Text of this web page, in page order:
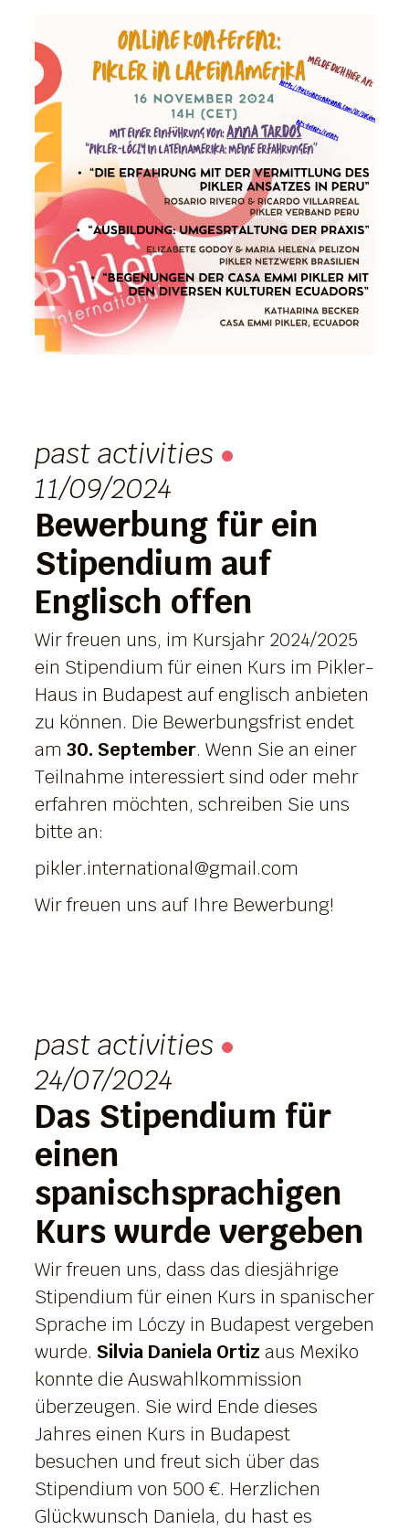
past activities
11/09/2024
Bewerbung für ein
Stipendium auf
Englisch offen
Wir freuen uns, im Kursjahr 2024/2025
ein Stipendium für einen Kurs im Pikler-
Haus in Budapest auf englisch anbieten
zu können. Die Bewerbungsfrist endet
am 30. September. Wenn Sie an einer
Teilnahme interessiert sind oder mehr
erfahren möchten, schreiben Sie uns
bitte an:
pikler.international@gmail.com
Wir freuen uns auf Ihre Bewerbung!
past activities
24/07/2024
Das Stipendium für
einen
spanischsprachigen
Kurs wurde vergeben
Wir freuen uns, dass das diesjährige
Stipendium für einen Kurs in spanischer
Sprache im Lóczy in Budapest vergeben
wurde. Silvia Daniela Ortiz aus Mexiko
konnte die Auswahlkommission
überzeugen. Sie wird Ende dieses
Jahres einen Kurs in Budapest
besuchen und freut sich über das
Stipendium von 500 €. Herzlichen
Glückwunsch Daniela, du hast es